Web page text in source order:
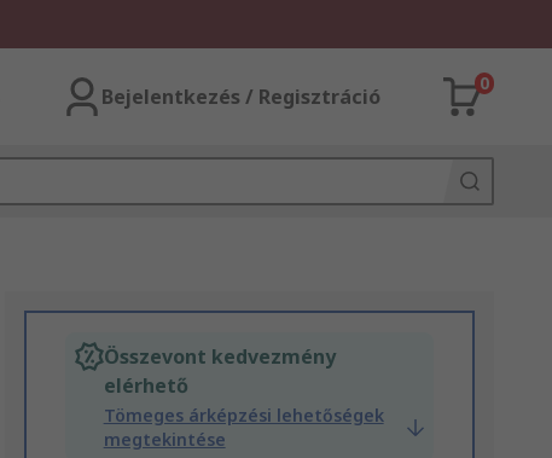
Bejelentkezés / Regisztráció
0
Összevont kedvezmény
elérhető
Tömeges árképzési lehetőségek
megtekintése